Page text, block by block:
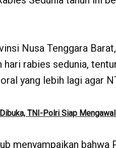
Nusa Tenggara
rabies sedunia,
yang lebih lagi agar
TNI-Polri Siap
menyampaikan